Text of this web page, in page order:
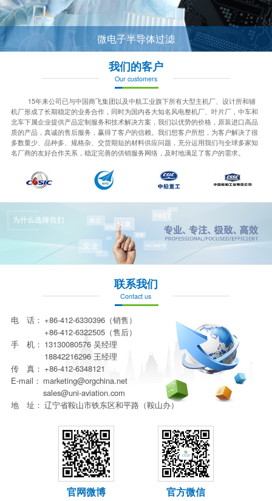
微电子半导体过滤
我们的客户
Our customers
15年来公司已与中国商飞集团以及中航工业旗下所有大型主机厂、设计所和辅
机厂形成了长期稳定的业务合作，同时为国内各大知名风电整机厂、叶片厂，中车和
北车下属企业提供产品定制服务和技术解决方案，我们以优势的价格，原装进口高品
质的产品，真诚的售后服务，赢得了客户的信赖。我们想客户所想，为客户解决了很
多数量少、品种多、规格杂、交货期短的材料供应问题，充分运用我们与全球多家知
名厂商的友好合作关系，稳定完善的供销服务网络，及时地满足了客户的需求。
联系我们
Contact us
电 话： +86-412-6330396（销售）
+86-412-6322505（售后）
手 机： 13130080576 吴经理
18842216296 王经理
传 真： +86-412-6348121
E-mail： marketing@orgchina.net
sales@uni-aviation.com
地 址： 辽宁省鞍山市铁东区和平路（鞍山办）
官网微博 官方微信